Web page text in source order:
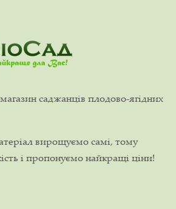
саджанців плодово-ягідних
вирощуємо самі, тому
і пропонуємо найкращі ціни!